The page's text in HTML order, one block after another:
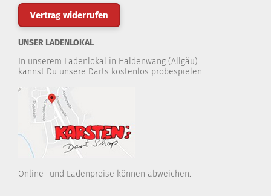
Vertrag widerrufen
UNSER LADENLOKAL
In unserem Ladenlokal in Haldenwang (Allgäu)
kannst Du unsere Darts kostenlos probespielen.
Online- und Ladenpreise können abweichen.